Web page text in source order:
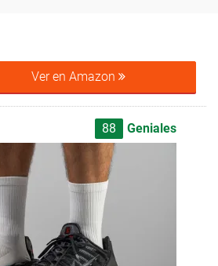
Ver en Amazon
88 Geniales